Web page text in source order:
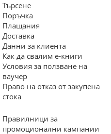
Търсене
Поръчка
Плащания
Доставка
Данни за клиента
Как да свалим е-книги
Условия за ползване на
ваучер
Право на отказ от закупена
стока
Правилници за
промоционални кампании